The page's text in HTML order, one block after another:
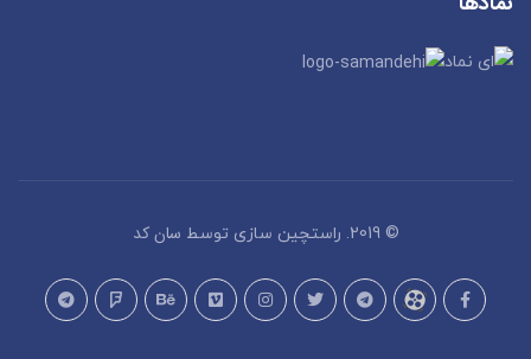
© 2019. راستچین سازی توسط سان کد